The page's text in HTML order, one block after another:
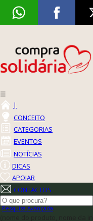
☰
|
CONCEITO
CATEGORIAS
EVENTOS
NOTÍCIAS
DICAS
APOIAR
CONTACTOS
Pesquisa Avançada